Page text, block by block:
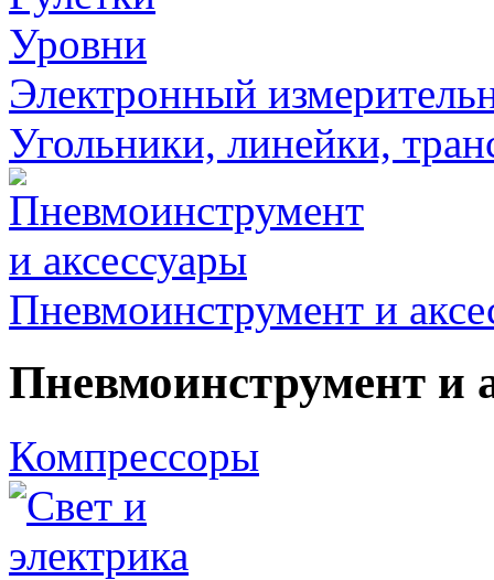
Уровни
Электронный
Угольники, линейки,
Пневмоинструмент и
Пневмоинструмент и
Компрессоры